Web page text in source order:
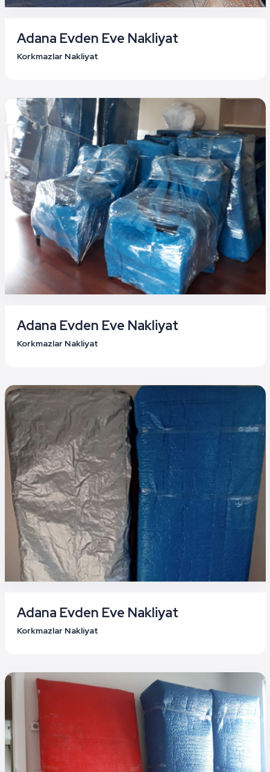
Adana Evden Eve Nakliyat
Korkmazlar Nakliyat
Adana Evden Eve Nakliyat
Korkmazlar Nakliyat
Adana Evden Eve Nakliyat
Korkmazlar Nakliyat